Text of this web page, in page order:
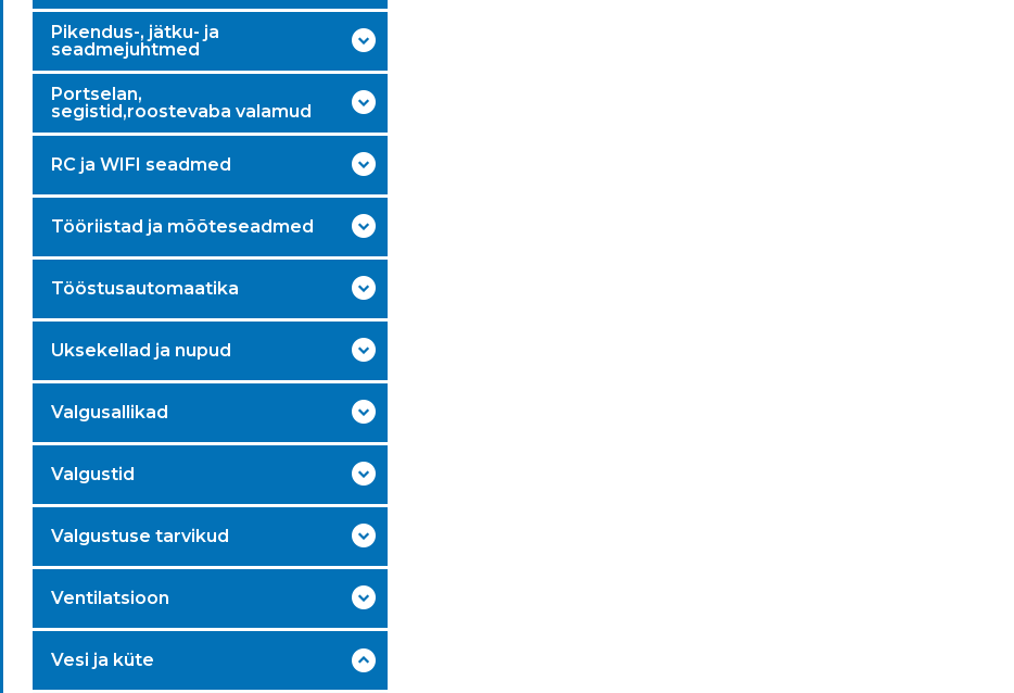
Pikendus-, jätku- ja
seadmejuhtmed
Portselan,
segistid,roostevaba valamud
RC ja WIFI seadmed
Tööriistad ja mõõteseadmed
Tööstusautomaatika
Uksekellad ja nupud
Valgusallikad
Valgustid
Valgustuse tarvikud
Ventilatsioon
Vesi ja küte